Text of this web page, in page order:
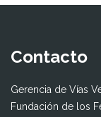
Contacto
Gerencia de Vías
Fundación de los